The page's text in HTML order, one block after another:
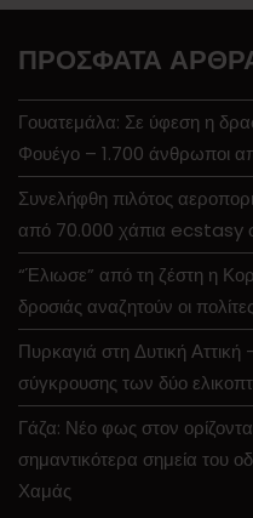
ΠΡΌΣΦΑΤΑ
Γουατεμάλα: Σε ύφεση η
Φουέγο – 1.700 άνθρωποι
Συνελήφθη πιλότος
από 70.000 χάπια ecstasy
“Έλιωσε” από τη ζέστη η
δροσιάς αναζητούν οι πολίτες
Πυρκαγιά στη Δυτική Αττική
σύγκρουσης των δύο
Γάζα: Νέο φως στον ορίζοντα
σημαντικότερα σημεία του
Χαμάς